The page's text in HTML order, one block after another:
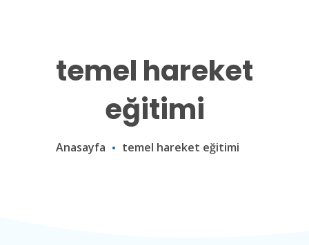
temel hareket
eğitimi
Anasayfa temel hareket eğitimi